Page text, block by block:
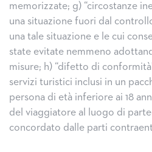
memorizzate; g) “circostanze
una situazione fuori dal
una tale situazione e le cui
state evitate nemmeno
misure; h) “difetto di
servizi turistici inclusi in un
persona di età inferiore ai 18
del viaggiatore al luogo di
concordato dalle parti